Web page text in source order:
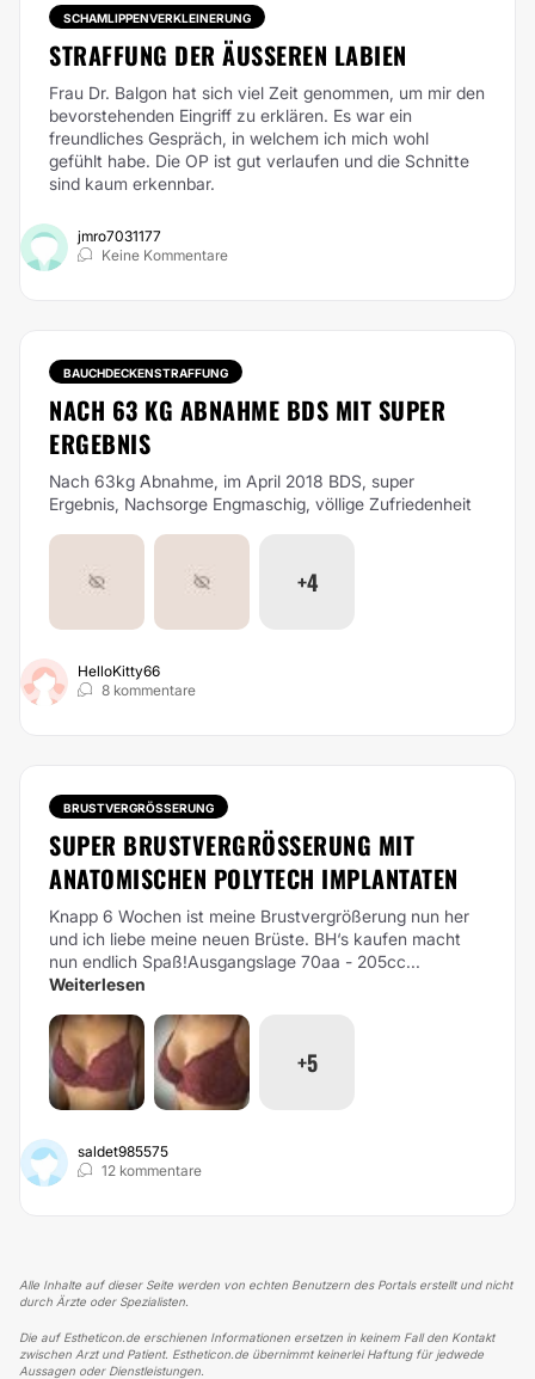
SCHAMLIPPENVERKLEINERUNG
STRAFFUNG DER ÄUSSEREN LABIEN
Frau Dr. Balgon hat sich viel Zeit genommen, um mir den
bevorstehenden Eingriff zu erklären. Es war ein
freundliches Gespräch, in welchem ich mich wohl
gefühlt habe. Die OP ist gut verlaufen und die Schnitte
sind kaum erkennbar.
jmro7031177
Keine Kommentare
BAUCHDECKENSTRAFFUNG
NACH 63 KG ABNAHME BDS MIT SUPER
ERGEBNIS
Nach 63kg Abnahme, im April 2018 BDS, super
Ergebnis, Nachsorge Engmaschig, völlige Zufriedenheit
+4
HelloKitty66
8 kommentare
BRUSTVERGRÖSSERUNG
SUPER BRUSTVERGRÖSSERUNG MIT A
NATOMISCHEN POLYTECH IMPLANTATEN
Knapp 6 Wochen ist meine Brustvergrößerung nun her
und ich liebe meine neuen Brüste. BH‘s kaufen macht
nun endlich Spaß!Ausgangslage 70aa - 205cc...
Weiterlesen
+5
saldet985575
12 kommentare
Alle Inhalte auf dieser Seite werden von echten Benutzern des Portals erstellt und nicht
durch Ärzte oder Spezialisten.
Die auf Estheticon.de erschienen Informationen ersetzen in keinem Fall den Kontakt
zwischen Arzt und Patient. Estheticon.de übernimmt keinerlei Haftung für jedwede
Aussagen oder Dienstleistungen.